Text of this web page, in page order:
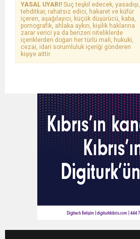
YASAL UYARI! Suç teşkil edecek, yasadışı,
tehditkar, rahatsız edici, hakaret ve küfür
içeren, aşağılayıcı, küçük düşürücü, kaba,
pornografik, ahlaka aykırı, kişilik haklarına
zarar verici ya da benzeri niteliklerde
içeriklerden doğan her türlü mali, hukuki,
cezai, idari sorumluluk içeriği gönderen
kişiye aittir.